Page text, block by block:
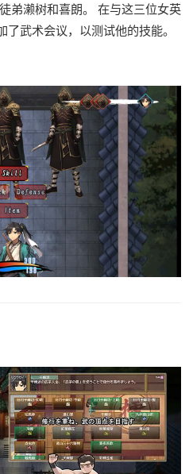
弟濑树和喜朗。 在与这三位女英
武术会议，以测试他的技能。